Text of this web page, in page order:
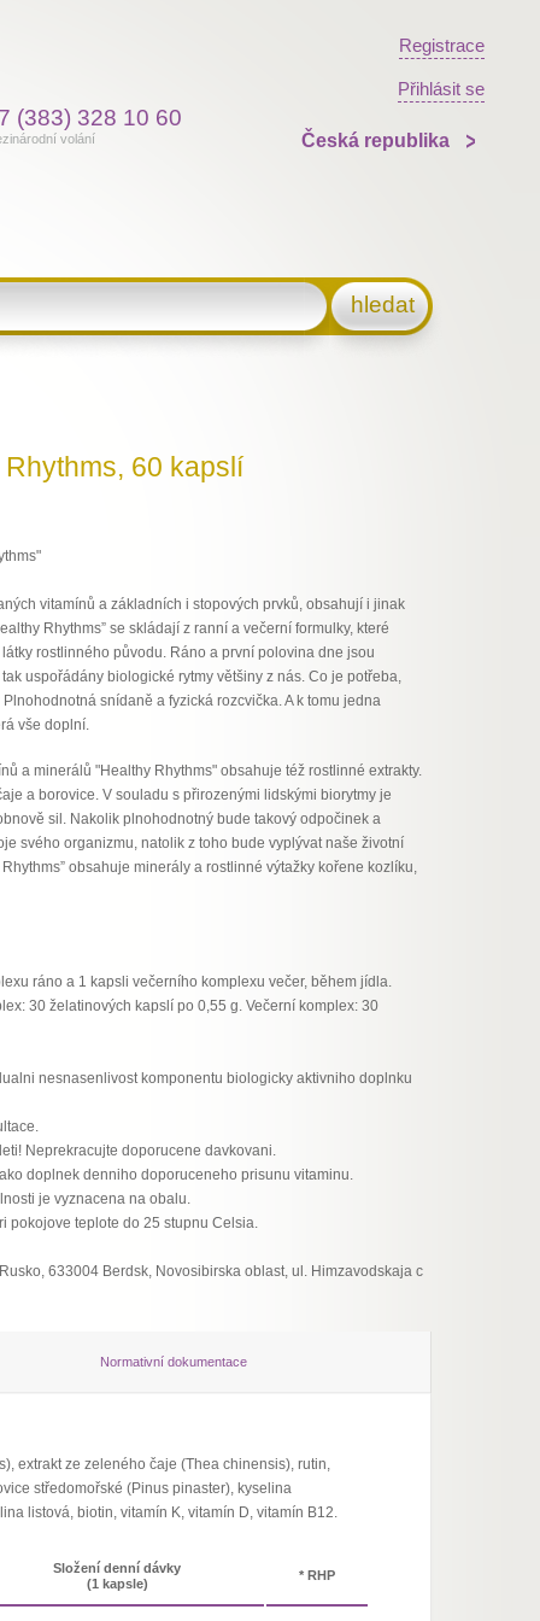
(383) 328 10 60
volání
Registrace
Přihlásit se
Česká republika
hledat
60 kapslí
vitamínů a základních i stopových prvků, obsahují i jinak
Rhythms” se skládají z ranní a večerní formulky, které
rostlinného původu. Ráno a první polovina dne jsou
uspořádány biologické rytmy většiny z nás. Co je potřeba,
snídaně a fyzická rozcvička. A k tomu jedna
vše doplní.
a minerálů "Healthy Rhythms" obsahuje též rostlinné extrakty.
a borovice.V souladu s přirozenými lidskými biorytmy je
sil. Nakolik plnohodnotný bude takový odpočinek a
svého organizmu, natolik z toho bude vyplývat naše životní
obsahuje minerály a rostlinné výtažky kořene kozlíku,
ráno a 1 kapsli večerního komplexu večer, během jídla.
30 želatinových kapslí po 0,55 g. Večerní komplex: 30
nesnasenlivost komponentu biologicky aktivniho doplnku
Neprekracujte doporucene davkovani.
doplnek denniho doporuceneho prisunu vitaminu.
je vyznacena na obalu.
pokojove teplote do 25 stupnu Celsia.
633004 Berdsk, Novosibirska oblast, ul. Himzavodskaja c
Normativní dokumentace
extrakt ze zeleného čaje (Thea chinensis), rutin,
středomořské (Pinus pinaster), kyselina
listová, biotin, vitamín K, vitamín D, vitamín B12.
Složení denní dávky
(1 kapsle)
* RHP